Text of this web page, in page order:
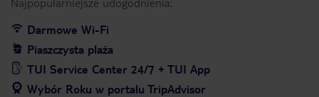
Darmowe Wi-Fi
Piaszczysta plaża
TUI Service Center 24/7 + TUI App
Wybór Roku w portalu TripAdvisor